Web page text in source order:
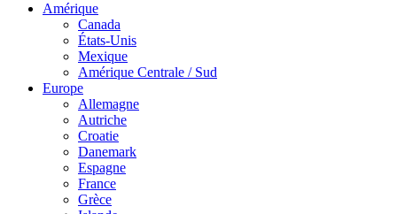
Amérique
Canada
États-Unis
Mexique
Amérique Centrale / Sud
Europe
Allemagne
Autriche
Croatie
Danemark
Espagne
France
Grèce